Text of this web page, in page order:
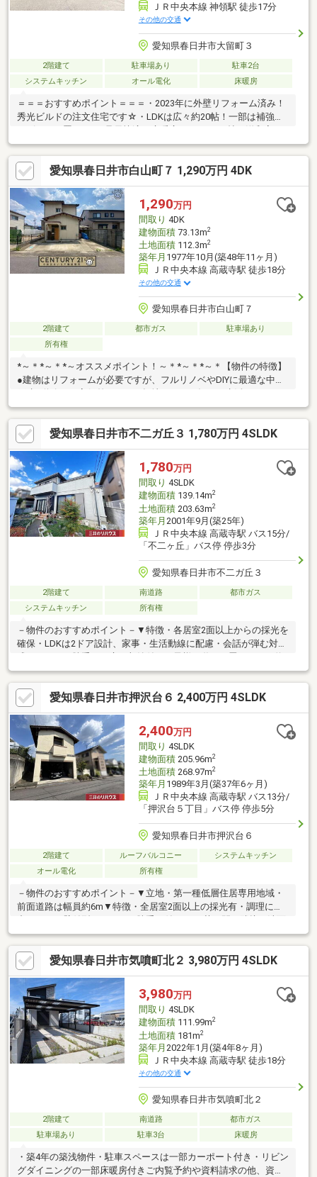
ＪＲ中央本線 神領駅 徒歩17分
その他の交通
愛知県春日井市大留町３
2階建て 駐車場あり
駐車2台
システムキッチン
オール電化 床暖房
＝＝＝おすすめポイント＝＝＝・2023年に外壁リフォーム済み！
秀光ビルドの注文住宅です☆・LDKは広々約20帖！一部は補強床
ございます！客間やお昼寝、お子様の遊びスペースにぴったりで
す！・家族のコミュニケーションが増える対面式キッチン・リビ
ングイン階段！・洗面室横にWIC完備！洗濯・乾燥後の取り込み
や朝の着替えがラクラク☆・2階洋室にはお子様が喜ぶロフトが
ございます♪・土間収納・パントリー・納戸など、収納豊富な間取
り！○JR中央本線「神領」駅 徒歩約17分○出川小学校 徒歩約
14分○コストコ守山倉庫店 車約6分
愛知県春日井市白山町７ 1,290万円 4DK
1,290万円
間取り 4DK
建物面積73.13m2
土地面積112.3m2
築年月 1977年10月(築48年11ヶ月)
ＪＲ中央本線 高蔵寺駅 徒歩18分
その他の交通
愛知県春日井市白山町７
2階建て 都市ガス
駐車場あり
所有権
*～＊*～＊*～オススメポイント！～＊*～＊*～＊【物件の特徴】
●建物はリフォームが必要ですが、フルリノベやDIYに最適な中古
ん工事の際の足場組みや資材搬入もスムーズ●駐車敷地内2台可能
（車種による）【周辺環境】■小中学校まで徒歩15分圏内！お子
様にも安心の生活環境■高蔵寺駅まで自転車で約7分！JR中央本線
と愛知環状鉄道の2路線が利用可能※契約不適合責任免責（設備等
を含む）※1991年5月増築（1階洋室部分）リフォームのご相談、
資金計画もまとめて弊社にお任せください！お気軽にお問い合わ
せお待ちしております。
愛知県春日井市不二ガ丘３ 1,780万円 4SLDK
1,780万円
間取り 4SLDK
建物面積139.14m2
土地面積203.63m2
築年月 2001年9月(築25年)
ＪＲ中央本線 高蔵寺駅 バス15分/
「不二ヶ丘」バス停 停歩3分
愛知県春日井市不二ガ丘３
2階建て 南道路
都市ガス
システムキッチン
所有権
－物件のおすすめポイント－▼特徴・各居室2面以上からの採光を
確保・LDKは2ドア設計、家事・生活動線に配慮・会話が弾む対面
3.0帖がLDに隣接・玄関近くの和室は約8.0帖、客間としても活用
可能・WICなど各洋室・和室に収納スペースを設置・敷地南側に
植栽や小道が整えられたお庭有・駐車スペース有(車種による)▼
設備・太陽光発電システム・食器洗乾燥機▼周辺環境・不二ガ丘
公園 徒歩5分(約380m)■ ご希望の住まい探しをお手伝いします
━━━━━・・・物件の詳細・ご相談はお気軽にお問い合わせく
ださい。
愛知県春日井市押沢台６ 2,400万円 4SLDK
2,400万円
間取り 4SLDK
建物面積205.96m2
土地面積268.97m2
築年月 1989年3月(築37年6ヶ月)
ＪＲ中央本線 高蔵寺駅 バス13分/
「押沢台５丁目」バス停 停歩5分
愛知県春日井市押沢台６
2階建て ルーフバルコニー
システムキッチン
オール電化
所有権
－物件のおすすめポイント－▼立地・第一種低層住居専用地域・
前面道路は幅員約6m▼特徴・全居室2面以上の採光有・調理に集
室は2WAY、キッチン隣接で家事動線良好・開放的な吹抜け構造・
中庭有・シャッター付車庫に並列2台駐車可(車種による)▼周辺環
境・スーパー「ナフコ不二屋石尾台店」徒歩9分(約690m)・春日
井市立押沢台小学校 徒歩4分(約270m)※車庫面積／30.80平米(約
9.31坪)■ ご希望の住まい探しをお手伝いします ━━━━━・・・
物件の詳細・ご相談はお気軽にお問い合わせください。
愛知県春日井市気噴町北２ 3,980万円 4SLDK
3,980万円
間取り 4SLDK
建物面積111.99m2
土地面積181m2
築年月 2022年1月(築4年8ヶ月)
ＪＲ中央本線 高蔵寺駅 徒歩18分
その他の交通
愛知県春日井市気噴町北２
2階建て 南道路
都市ガス
駐車場あり
駐車3台 床暖房
・築4年の築浅物件・駐車スペースは一部カーポート付き・リビン
グダイニングの一部床暖房付きご内覧予約や資料請求の他、資金